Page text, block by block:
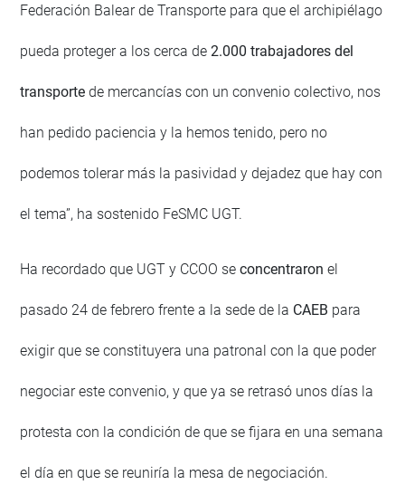
Federación Balear de Transporte para que el archipiélago
pueda proteger a los cerca de2.000 trabajadores del
transporte de mercancías con un convenio colectivo, nos
han pedido paciencia y la hemos tenido, pero no
podemos tolerar más la pasividad y dejadez que hay con
el tema”, ha sostenido FeSMC UGT.
Ha recordado que UGT y CCOO seconcentraron el
pasado 24 de febrero frente a la sede de la CAEB para
exigir que se constituyera una patronal con la que poder
negociar este convenio, y que ya se retrasó unos días la
protesta con la condición de que se fijara en una semana
el día en que se reuniría la mesa de negociación.